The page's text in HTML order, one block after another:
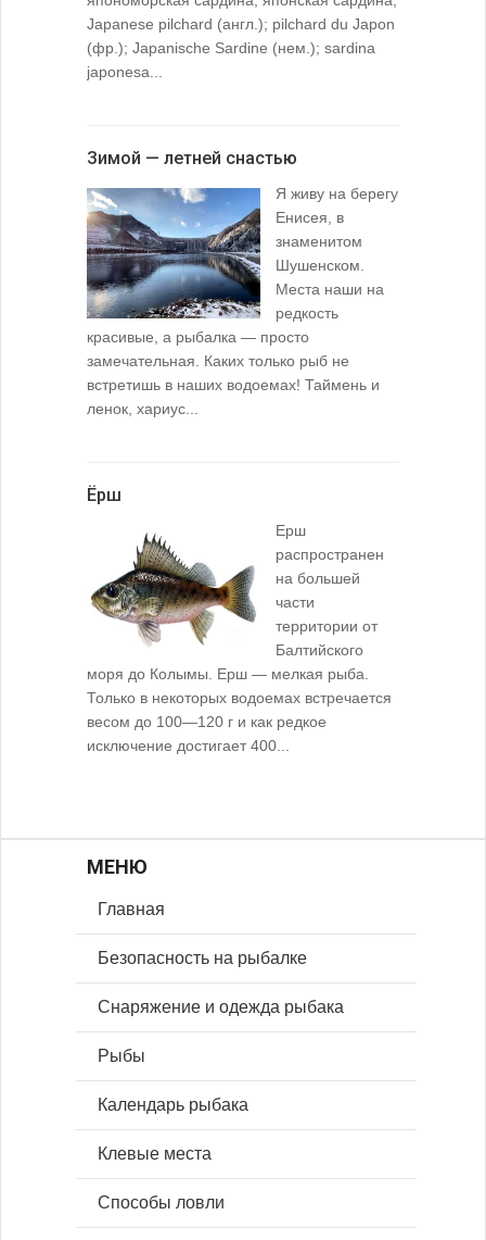
Japanese pilchard (англ.); pilchard du Japon
(фр.); Japanische Sardine (нем.); sardina
japonesa...
Зимой — летней снастью
Я живу на берегу
Енисея, в
знаменитом
Шушенском.
Места наши на
редкость
красивые, а рыбалка — просто
замечательная. Каких только рыб не
встретишь в наших водоемах! Таймень и
ленок, хариус...
Ёрш
Ерш
распространен
на большей
части
территории от
Балтийского
моря до Колымы. Ерш — мелкая рыба.
Только в некоторых водоемах встречается
весом до 100—120 г и как редкое
исключение достигает 400...
МЕНЮ
Главная
Безопасность на рыбалке
Снаряжение и одежда рыбака
Рыбы
Календарь рыбака
Клевые места
Способы ловли